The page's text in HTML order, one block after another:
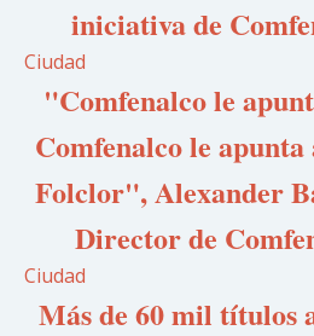
iniciativa de
Ciudad
"Comfenalco le
Comfenalco le
Folclor", Alexander
Director de
Ciudad
Más de 60 mil títulos